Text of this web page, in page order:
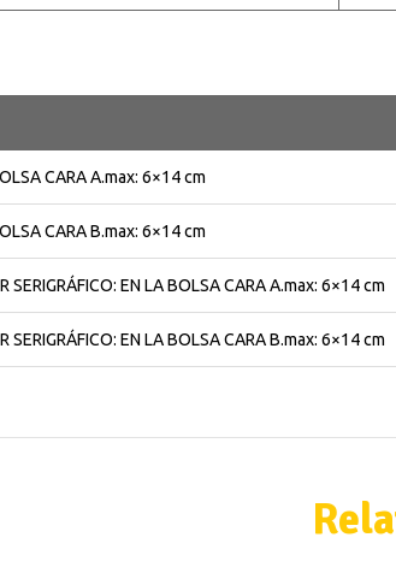
CARA A.max: 6×14 cm
CARA B.max: 6×14 cm
SERIGRÁFICO: EN LA BOLSA CARA A.max: 6×14 cm
SERIGRÁFICO: EN LA BOLSA CARA B.max: 6×14 cm